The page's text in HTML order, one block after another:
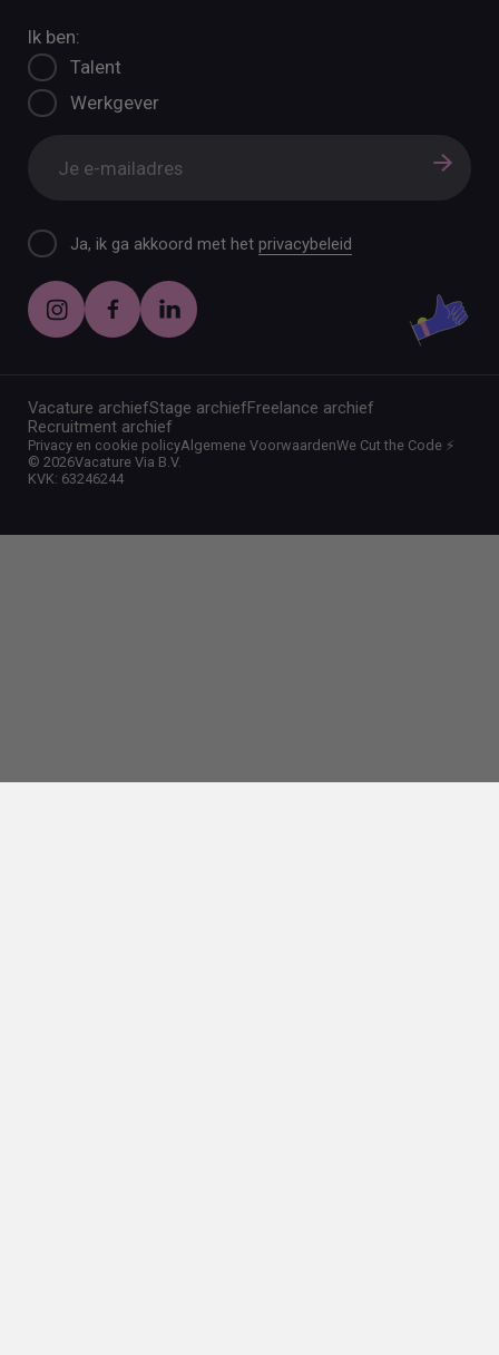
Ik ben:
Talent
Werkgever
Ja, ik ga akkoord met hetprivacybeleid
Vacature archiefStage archiefFreelance archief
Recruitment archief
©2026Vacature Via B.V.
KVK: 63246244
Privacy en cookie policyAlgemene VoorwaardenWe Cut the Code ⚡️